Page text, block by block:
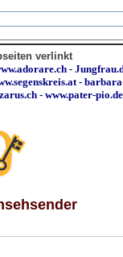
verlinkt
-
-
- www.pater-pio.de